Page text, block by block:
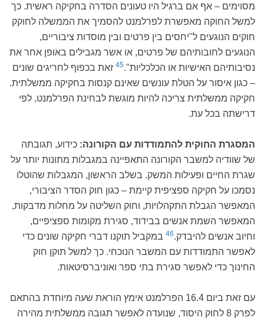
מסוימים – אף אם ברגיל היו טעונים הסדרה בחקיקה ראשית. כך
למשל החוקה מאפשרת לפרלמנט להסמיך את הממשלה לחוקק
חוקים הנוגעים ל"יחסים בין פרטים ובין מוסדות ציבוריים,
הנוגעים לחובותיהם של פרטים, או אשר מגבילים באופן אחר את
נסיבותיהם האישיות או הכלכליות".45 זאת בכפוף לחריגים שונים
– כגון איסור על הטלת עונשים שאינם קנסות בחקיקה ממשלתית.
חקיקה ממשלתית צריכה להיות מוגשת לבחינת הפרלמנט, לפי
דרישתה בכל עת.
המסגרת החוקית להתמודדות עם הקורונה: כידוע, תגובתה
של שוודיה למשבר הקורונה התאפיינה במגבלות מתונות יותר על
שגרת החיים ופעילות המשק. בשלב הראשון, המגבלות שהוטלו
נסמכו על חקיקה ספציפית קיימת – כגון חוק הסדר הציבורי,
המאפשר הגבלת התקהלויות, וחוק השליטה על מחלות מדבקות,
המאפשר השמת אנשים בבידוד, סגירת מקומות ספציפיים,
וחיוב אנשים להיבדק.46 במקביל תוקנו דברי חקיקה שונים כדי
לאפשר התמודדות עם המשבר הנוכחי. כך למשל תוקן חוק
החינוך כדי לאפשר סגירת בתי ספר ואוניברסיטאות.
עם זאת ביום 16.4 הפרלמנט אימץ הוראת שעה מיוחדת בהתאם
לפרק 8 לחוק היסוד, שנועדה לאפשר תגובה ממשלתית מהירה